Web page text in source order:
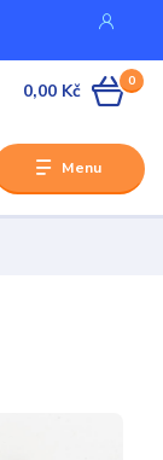
Menu
0
0,00 Kč